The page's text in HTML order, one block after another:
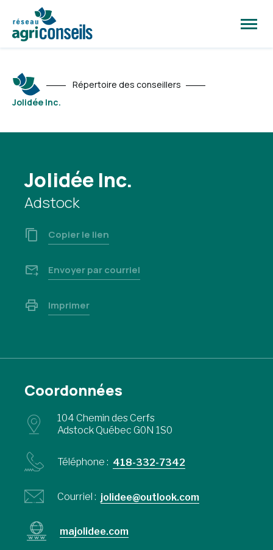
la
Répertoire des conseillers
Jolidée Inc.
Jolidée Inc.
Adstock
Copier le lien
Envoyer par courriel
Imprimer
Coordonnées
104 Chemin des Cerfs
Adstock Québec G0N 1S0
Téléphone : 418-332-7342
Courriel : jolidee@outlook.com
majolidee.com